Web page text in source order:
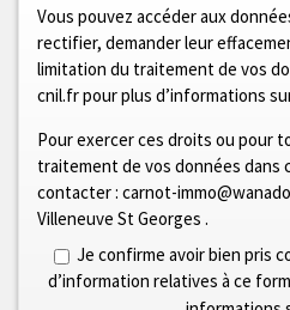
Vous pouvez accéder aux
rectifier, demander leur
limitation du traitement de vos
cnil.fr pour plus d’informations
Pour exercer ces droits ou pour
traitement de vos données dans
contacter : carnot-
Villeneuve St Georges .
Je confirme avoir bien pris
d’information relatives à ce